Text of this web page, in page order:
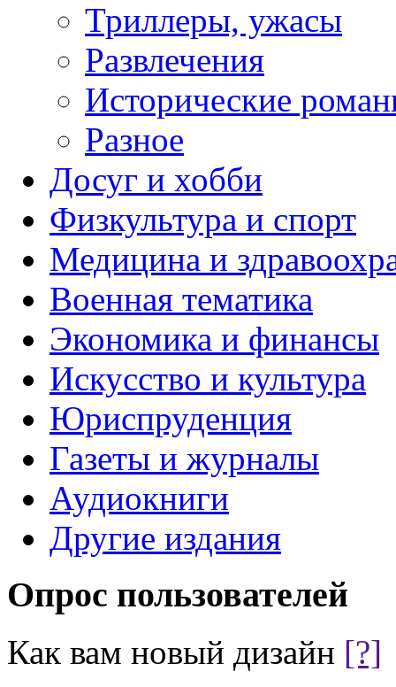
Триллеры, ужасы
Развлечения
Исторические
Разное
Досуг и хобби
Физкультура и спорт
Медицина и
Военная тематика
Экономика и финансы
Искусство и культура
Юриспруденция
Газеты и журналы
Аудиокниги
Другие издания
Опрос пользователей
Как вам новый дизайн [?]